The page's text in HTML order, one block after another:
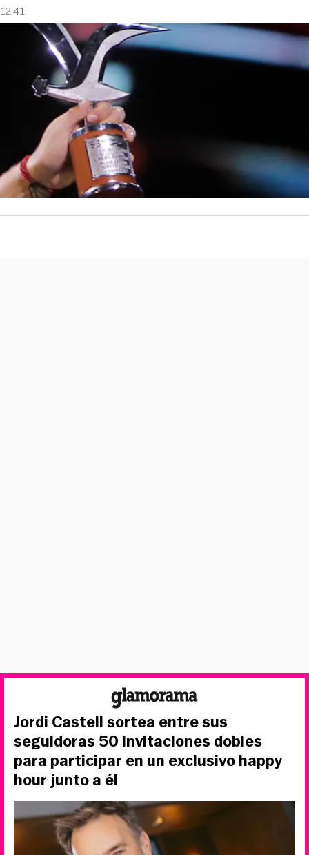
12:41
Jordi Castell sortea entre sus
seguidoras 50 invitaciones dobles
para participar en un exclusivo happy
hour junto a él